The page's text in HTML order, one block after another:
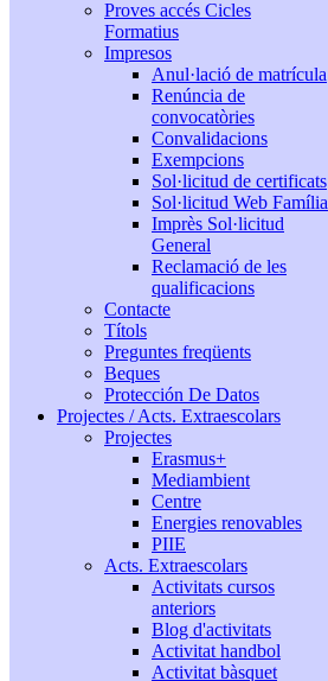
Proves accés Cicles
Formatius
Impresos
Anul·lació de matrícula
Renúncia de
convocatòries
Convalidacions
Exempcions
Sol·licitud de certificats
Sol·licitud Web Família
Imprès Sol·licitud
General
Reclamació de les
qualificacions
Contacte
Títols
Preguntes freqüents
Beques
Protección De Datos
Projectes / Acts. Extraescolars
Projectes
Erasmus+
Mediambient
Centre
Energies renovables
PIIE
Acts. Extraescolars
Activitats cursos
anteriors
Blog d'activitats
Activitat handbol
Activitat bàsquet